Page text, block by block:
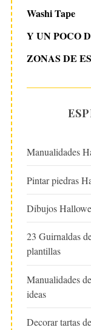
Washi Tape
Y UN POCO
ZONAS DE
Manualidades
Pintar piedras
Dibujos
23 Guirnaldas
plantillas
Manualidades
ideas
Decorar tartas